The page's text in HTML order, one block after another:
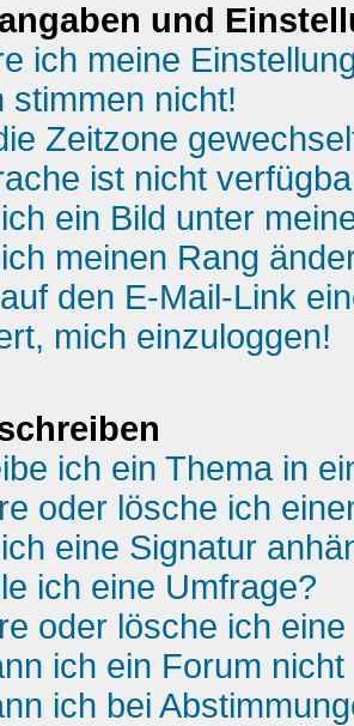
und
ich meine
stimmen nicht!
Zeitzone
ist nicht
ein Bild unter
meinen Rang
den E-Mail-Link
mich einzuloggen!
ich ein Thema in
oder lösche ich
eine Signatur
ich eine Umfrage?
oder lösche ich
ich ein Forum
ich bei